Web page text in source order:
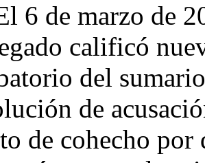
6 de marzo de
calificó
del
de
de cohecho por